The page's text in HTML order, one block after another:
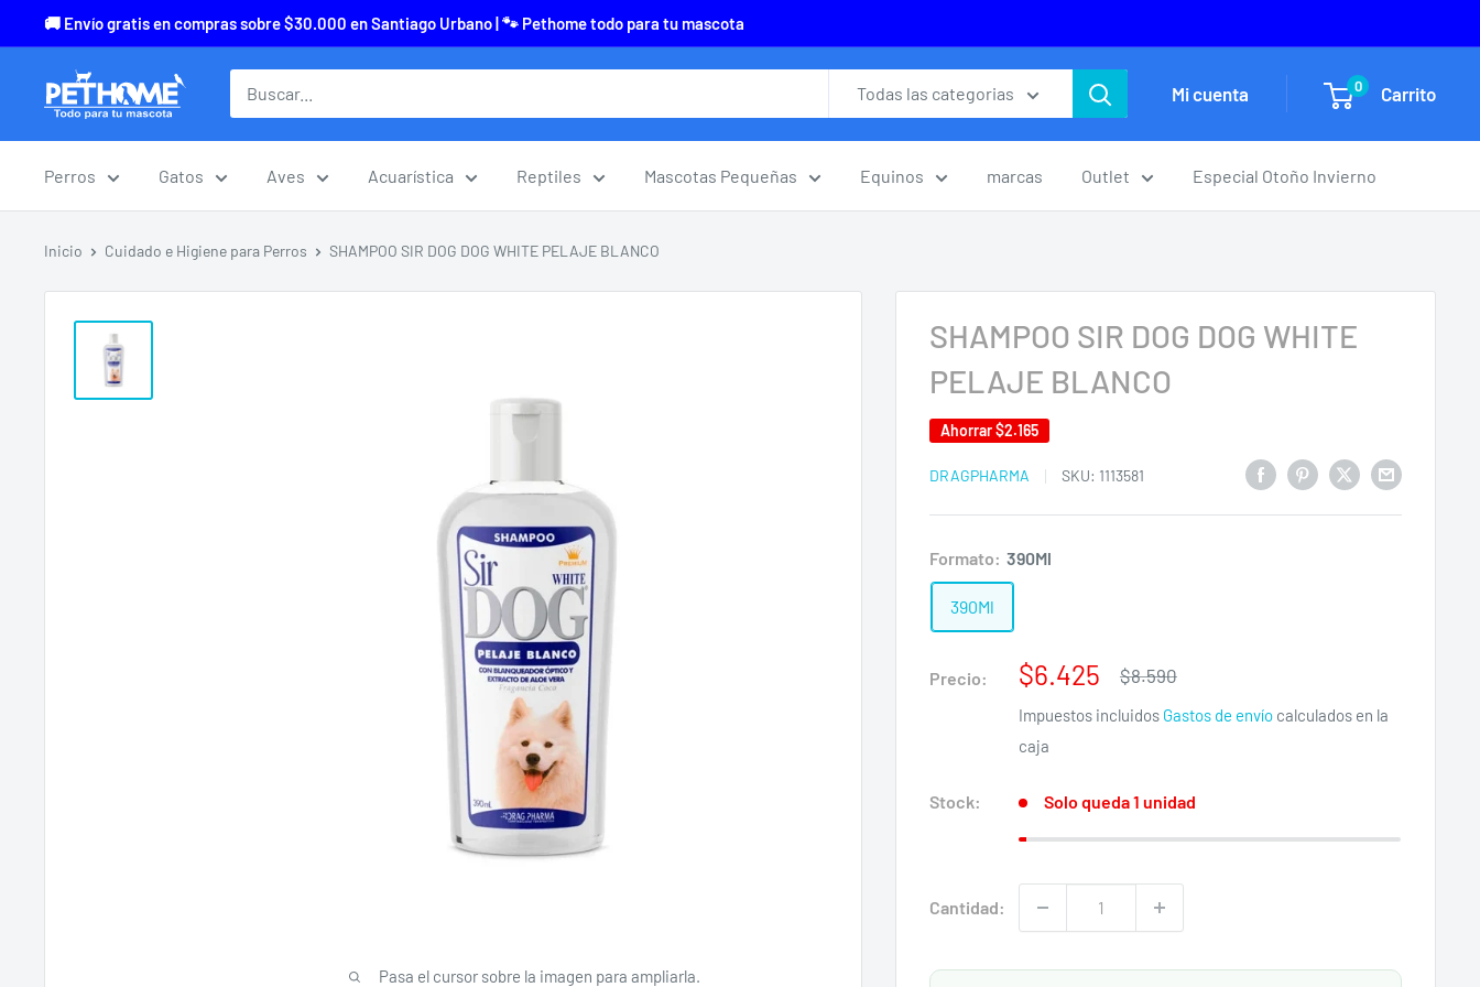
directamente
contenido
🚚 Envío gratis en compras sobre $30.000 en Santiago Urbano | 🐾 Pethome todo para tu mascota
Pethome Todas las categorias Mi cuenta 0 Carrito
Perros Gatos Aves Acuarística Reptiles Mascotas Pequeñas Equinos marcas Outlet Especial Otoño Invierno
Inicio Cuidado e Higiene para Perros SHAMPOO SIR DOG DOG WHITE PELAJE BLANCO
Pasa el cursor sobre la imagen para ampliarla.
SHAMPOO SIR DOG DOG WHITE
PELAJE BLANCO
Ahorrar$2.165
DRAGPHARMA SKU: 1113581
Formato: 390Ml
390Ml
Precio:
Precio
venta
$6.425
Precio
habitual
$8.590
Impuestos incluidos Gastos de envío calculados en la
caja
Stock: Solo queda 1 unidad
Cantidad: